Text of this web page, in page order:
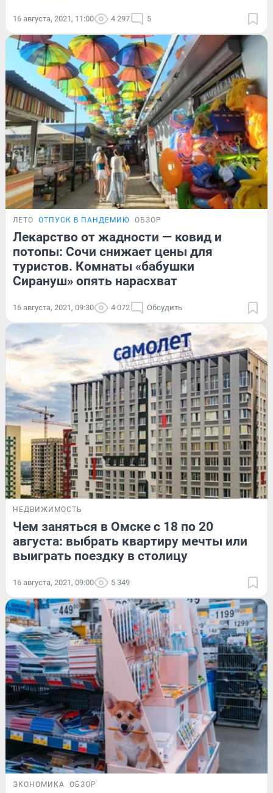
16 августа, 2021, 11:00 4 297 5
ЛЕТО ОТПУСК В ПАНДЕМИЮ ОБЗОР
Лекарство от жадности — ковид и
потопы: Сочи снижает цены для
туристов. Комнаты «бабушки
Сирануш» опять нарасхват
16 августа, 2021, 09:30 4 072 Обсудить
НЕДВИЖИМОСТЬ
Чем заняться в Омске с 18 по 20
августа: выбрать квартиру мечты или
выиграть поездку в столицу
16 августа, 2021, 09:00 5 349
ЭКОНОМИКА ОБЗОР